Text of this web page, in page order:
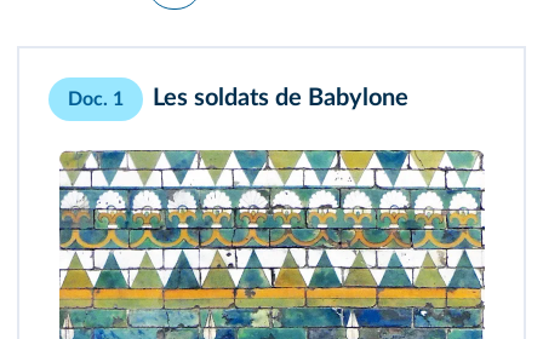
Doc. 1 Les soldats de Babylone